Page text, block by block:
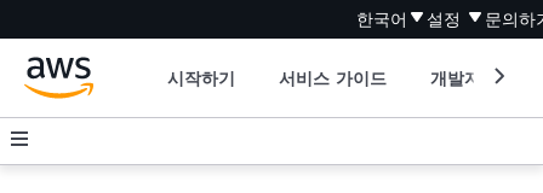
한국어 설정 문의하
시작하기 서비스 가이드 개발자 도구